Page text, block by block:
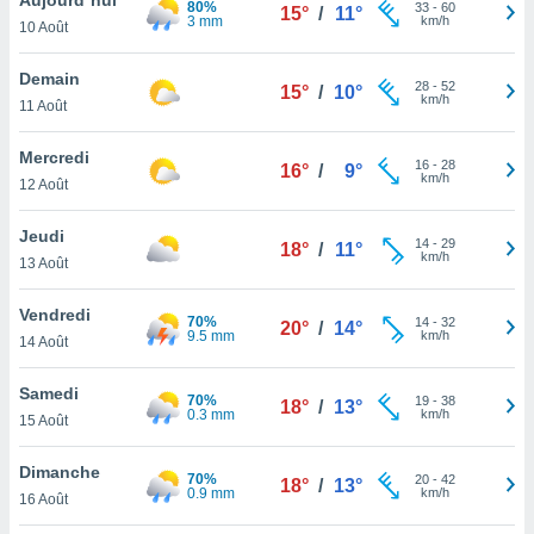
et
»,
au
vous
qu'ils
ou
le
ainsi
un
la
du
10 Août
80%
3 mm
15° / 11° 33- 60
km/h
Demain
11 Août
15° / 10° 28- 52
km/h
Mercredi
12 Août
16° / 9° 16- 28
km/h
Jeudi
13 Août
18° / 11° 14- 29
km/h
Vendredi
14 Août
70%
9.5 mm
20° / 14° 14- 32
km/h
Samedi
15 Août
70%
0.3 mm
18° / 13° 19- 38
km/h
Dimanche
16 Août
70%
0.9 mm
18° / 13° 20- 42
km/h